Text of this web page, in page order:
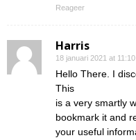
Reageer
Harris
18 januari 2021 at
Hello There. I
This
is a very smartly
bookmark it and
your useful